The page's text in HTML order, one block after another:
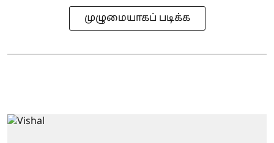
முழுமையாகப் படிக்க